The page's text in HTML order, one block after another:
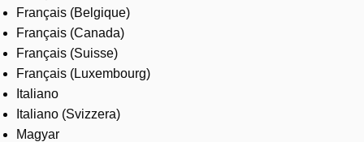
Français (Belgique)
Français (Canada)
Français (Suisse)
Français (Luxembourg)
Italiano
Italiano (Svizzera)
Magyar